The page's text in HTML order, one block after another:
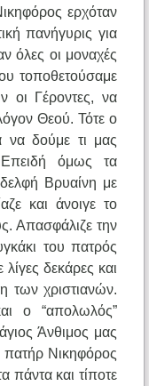
ερχόταν
πανήγυρις για
όλες οι μοναχές
τοποθετούσαμε
οι Γέροντες, να
Θεού. Τότε ο
να δούμε τι μας
όμως τα
Βρυαίνη με
και άνοιγε το
Απασφάλιζε την
του πατρός
λίγες δεκάρες και
των χριστιανών.
ο “απολωλός”
Άνθιμος μας
πατήρ Νικηφόρος
πάντα και τίποτε